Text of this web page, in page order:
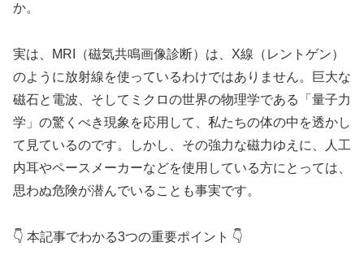
か。
実は、MRI（磁気共鳴画像診断）は、X線（レントゲン）
のように放射線を使っているわけではありません。巨大な
磁石と電波、そしてミクロの世界の物理学である「量子力
学」の驚くべき現象を応用して、私たちの体の中を透かし
て見ているのです。しかし、その強力な磁力ゆえに、人工
内耳やペースメーカーなどを使用している方にとっては、
思わぬ危険が潜んでいることも事実です。
👇 本記事でわかる3つの重要ポイント 👇